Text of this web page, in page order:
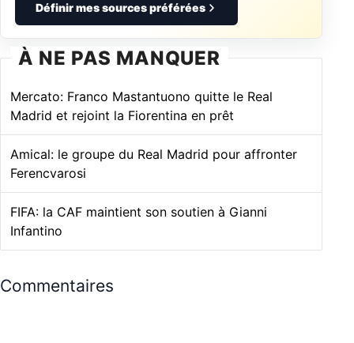
Définir mes sources préférées
À NE PAS MANQUER
Mercato: Franco Mastantuono quitte le Real
Madrid et rejoint la Fiorentina en prêt
Amical: le groupe du Real Madrid pour affronter
Ferencvarosi
FIFA: la CAF maintient son soutien à Gianni
Infantino
Commentaires